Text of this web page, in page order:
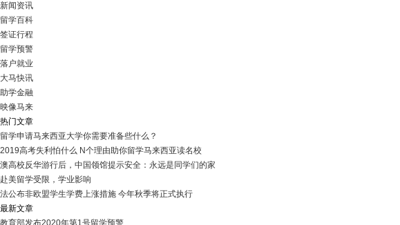
新闻资讯
留学百科
签证行程
留学预警
落户就业
大马快讯
助学金融
映像马来
热门文章
留学申请马来西亚大学你需要准备些什么？
2019高考失利怕什么 N个理由助你留学马来西亚读名校
澳高校反华游行后，中国领馆提示安全：永远是同学们的家
赴美留学受限，学业影响
法公布非欧盟学生学费上涨措施 今年秋季将正式执行
最新文章
教育部发布2020年第1号留学预警